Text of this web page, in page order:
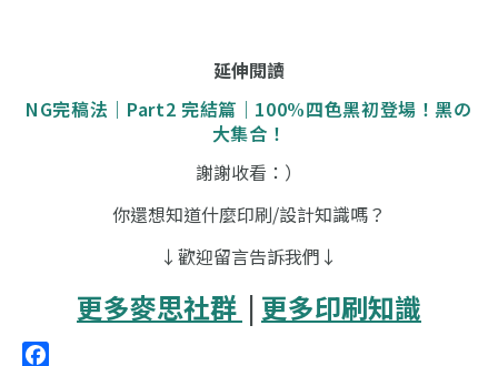
延伸閱讀
NG完稿法｜Part2 完結篇｜100%四色黑初登場！黑の
大集合！
謝謝收看：）
你還想知道什麼印刷/設計知識嗎？
↓歡迎留言告訴我們↓
更多麥思社群 | 更多印刷知識